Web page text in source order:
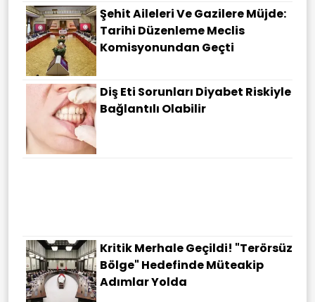
Şehit Aileleri Ve Gazilere Müjde:
Tarihi Düzenleme Meclis
Komisyonundan Geçti
Diş Eti Sorunları Diyabet Riskiyle
Bağlantılı Olabilir
Kritik Merhale Geçildi! "Terörsüz
Bölge" Hedefinde Müteakip
Adımlar Yolda